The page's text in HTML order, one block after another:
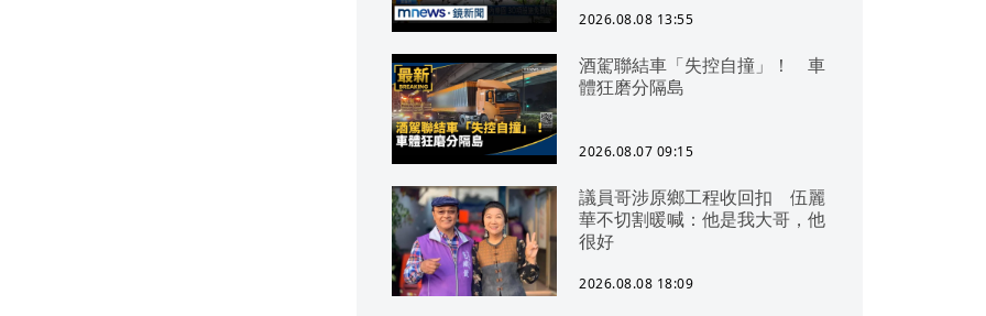
2026.08.08 13:55
酒駕聯結車「失控自撞」！ 車
體狂磨分隔島
2026.08.07 09:15
議員哥涉原鄉工程收回扣 伍麗
華不切割暖喊：他是我大哥，他
很好
2026.08.08 18:09